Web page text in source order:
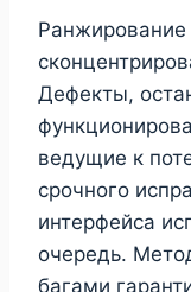
Ранжирование
Дефекты,
ведущие к
срочного
интерфейса
очередь.
багами